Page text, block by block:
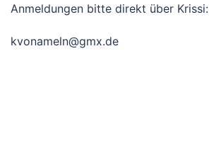
Anmeldungen bitte direkt über Krissi:
kvonameln@gmx.de